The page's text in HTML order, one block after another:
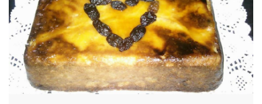
Huevos Mariscos Mermeladas Muffins
Panes Para Niños Pastas Pasteles
Pescados Pizzas Platos Fue… Pollo
Postres Recetas de… Recetas Do…